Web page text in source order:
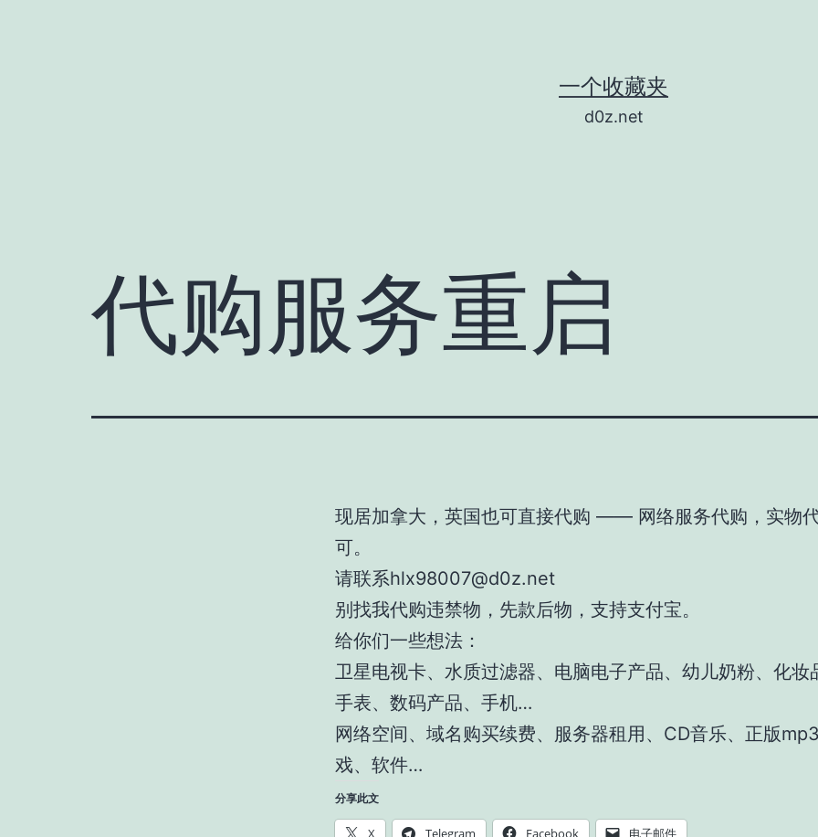
一个收藏夹
d0z.net
代购服务重启
现居加拿大，英国也可直接代购 —— 网络服务代购，实物
可。
请联系hlx98007@d0z.net
别找我代购违禁物，先款后物，支持支付宝。
给你们一些想法：
卫星电视卡、水质过滤器、电脑电子产品、幼儿奶粉、化妆
手表、数码产品、手机…
网络空间、域名购买续费、服务器租用、CD音乐、正版
戏、软件…
分享此文
X Telegram Facebook 电子邮件